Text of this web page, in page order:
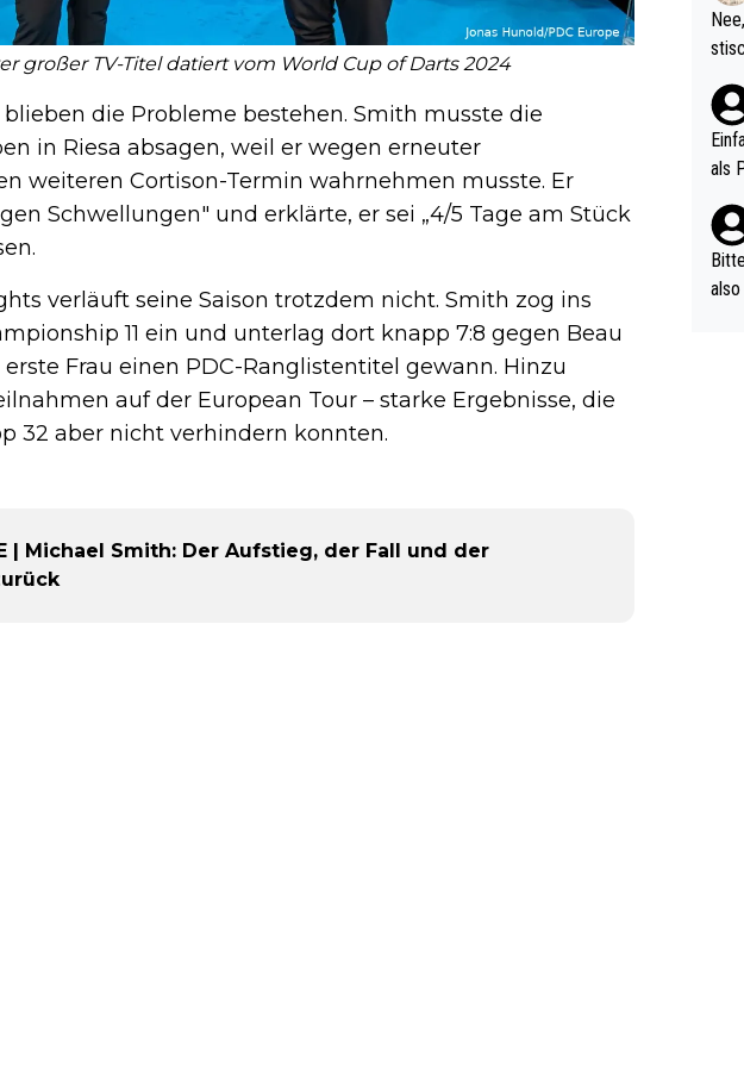
großer TV-Titel datiert vom World Cup of Darts 2024
die Probleme bestehen. Smith musste die
in Riesa absagen, weil er wegen erneuter
weiteren Cortison-Termin wahrnehmen musste. Er
Schwellungen" und erklärte, er sei „4/5 Tage am Stück
verläuft seine Saison trotzdem nicht. Smith zog ins
11 ein und unterlag dort knapp 7:8 gegen Beau
Frau einen PDC-Ranglistentitel gewann. Hinzu
auf der European Tour – starke Ergebnisse, die
32 aber nicht verhindern konnten.
| Michael Smith: Der Aufstieg, der Fall und der
(in
als
nes
ttler
vV
als